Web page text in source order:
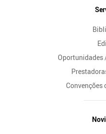
Oportunidades
Convenções